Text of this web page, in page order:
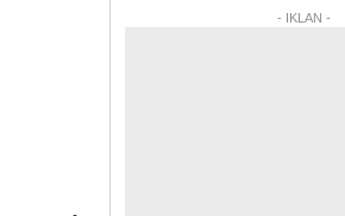
- IKLAN -